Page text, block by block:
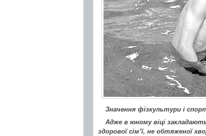
Значення фізкультури і
Адже в юному віці
здорової сім’ї, не обтяженої